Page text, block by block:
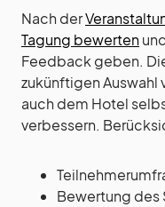
Nach der
Tagung bewerten
Feedback geben.
zukünftigen Auswahl
auch dem Hotel
verbessern.
Bewertung des